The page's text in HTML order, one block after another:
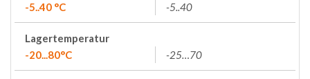
-5..40 °C
-5..40
Lagertemperatur
-20...80°C
-25…70